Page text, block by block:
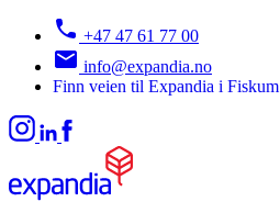
+47 47 61 77 00
info@expandia.no
Finn veien til Expandia i Fiskum